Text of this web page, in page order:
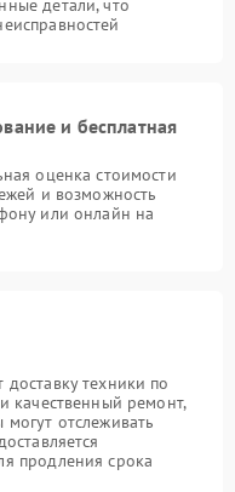
детали, что
и бесплатная
оценка стоимости
и возможность
или онлайн на
техники по
качественный ремонт,
отслеживать
продления срока